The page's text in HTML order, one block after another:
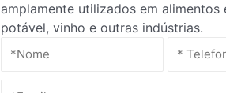
amplamente utilizados em alimentos
potável, vinho e outras indústrias.